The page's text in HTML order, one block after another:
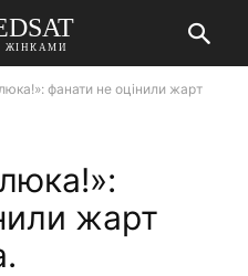
ЖІНКАМИ
фанати не оцінили жарт
жарт